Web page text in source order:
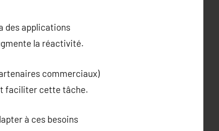
des applications
la réactivité.
commerciaux)
faciliter cette tâche.
à ces besoins